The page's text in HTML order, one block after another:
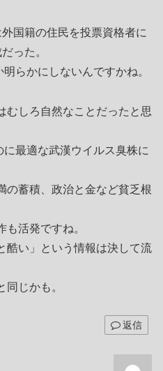
国籍の住民を投票資格者に
った。
らかにしないんですかね。
むしろ自然なことだったと思
最適な武漢ウイルス臭株に
の蓄積、政治と金など貧乏根
も活発ですね。
酷い」という情報は決して流
同じかも。
返信